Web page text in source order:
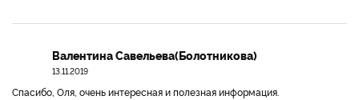
Валентина Савельева(Болотникова)
13.11.2019
Спасибо, Оля, очень интересная и полезная информация.